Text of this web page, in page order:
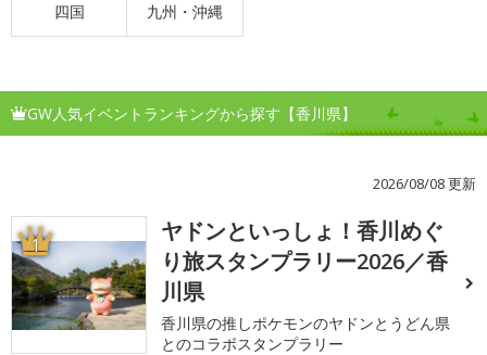
四国 九州・沖縄
GW人気イベントランキングから探す【香川県】
2026/08/08 更新
1
ヤドンといっしょ！香川めぐ
り旅スタンプラリー2026／香
川県
香川県の推しポケモンのヤドンとうどん県
とのコラボスタンプラリー